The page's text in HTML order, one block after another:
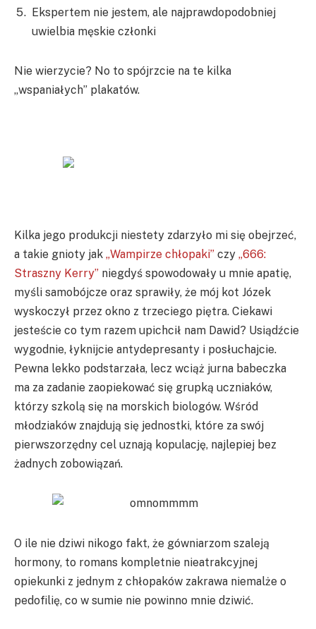
Ekspertem nie jestem, ale najprawdopodobniej
uwielbia męskie członki
Nie wierzycie? No to spójrzcie na te kilka
„wspaniałych” plakatów.
Kilka jego produkcji niestety zdarzyło mi się obejrzeć,
a takie gnioty jak „Wampirze chłopaki” czy „666:
Straszny Kerry” niegdyś spowodowały u mnie apatię,
myśli samobójcze oraz sprawiły, że mój kot Józek
wyskoczył przez okno z trzeciego piętra. Ciekawi
jesteście co tym razem upichcił nam Dawid? Usiądźcie
wygodnie, łyknijcie antydepresanty i posłuchajcie.
Pewna lekko podstarzała, lecz wciąż jurna babeczka
ma za zadanie zaopiekować się grupką uczniaków,
którzy szkolą się na morskich biologów. Wśród
młodziaków znajdują się jednostki, które za swój
pierwszorzędny cel uznają kopulację, najlepiej bez
żadnych zobowiązań.
O ile nie dziwi nikogo fakt, że gówniarzom szaleją
hormony, to romans kompletnie nieatrakcyjnej
opiekunki z jednym z chłopaków zakrawa niemalże o
pedofilię, co w sumie nie powinno mnie dziwić.